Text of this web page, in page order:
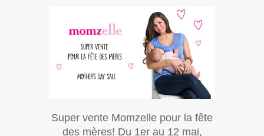
Super vente Momzelle pour la fête
des mères! Du 1er au 12 mai,